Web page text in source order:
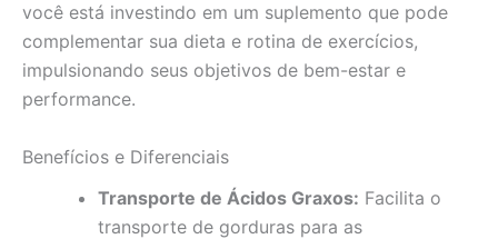
você está investindo em um suplemento que pode
complementar sua dieta e rotina de exercícios,
impulsionando seus objetivos de bem-estar e
performance.
Benefícios e Diferenciais
Transporte de Ácidos Graxos: Facilita o
transporte de gorduras para as